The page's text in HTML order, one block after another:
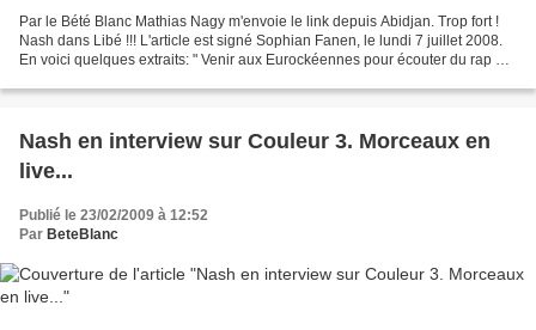
Par le Bété Blanc Mathias Nagy m'envoie le link depuis Abidjan. Trop fort !
Nash dans Libé !!! L'article est signé Sophian Fanen, le lundi 7 juillet 2008.
En voici quelques extraits: " Venir aux Eurockéennes pour écouter du rap ?
Nash en interview sur Couleur 3. Morceaux en
live...
Publié le 23/02/2009 à 12:52
Par BeteBlanc